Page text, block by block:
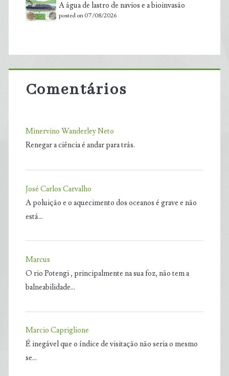
A água de lastro de navios e a bioinvasão
posted on 07/08/2026
Comentários
Minervino Wanderley Neto
Renegar a ciência é andar para trás.
José Carlos Carvalho
A poluição e o aquecimento dos oceanos é grave e não
está…
Marcus
O rio Potengi , principalmente na sua foz, não tem a
balneabilidade…
Marcio Capriglione
É inegável que o índice de visitação não seria o mesmo
se…